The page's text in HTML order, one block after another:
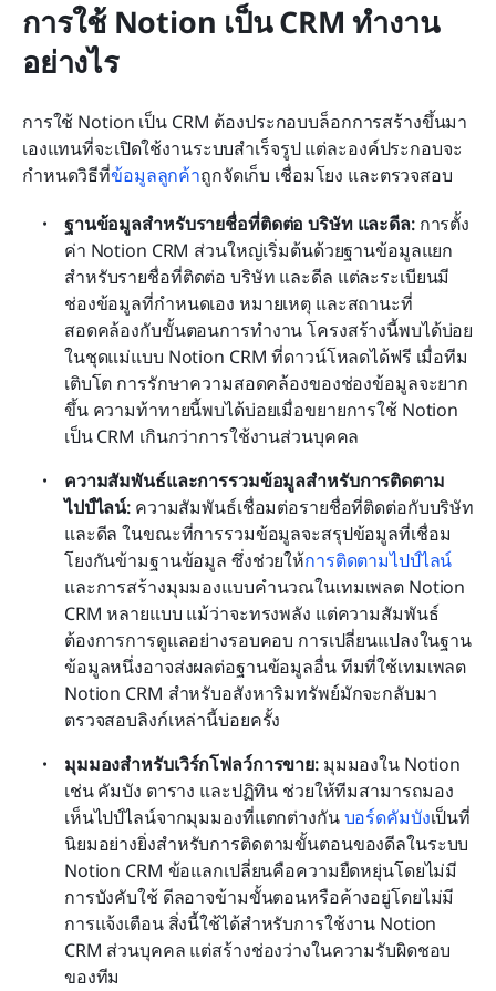
การใช้ Notion เป็น CRM ทำงาน
อย่างไร
การใช้ Notion เป็น CRM ต้องประกอบบล็อกการสร้างขึ้นมา
เองแทนที่จะเปิดใช้งานระบบสำเร็จรูป แต่ละองค์ประกอบจะ
กำหนดวิธีที่ข้อมูลลูกค้าถูกจัดเก็บ เชื่อมโยง และตรวจสอบ
ฐานข้อมูลสำหรับรายชื่อที่ติดต่อ บริษัท และดีล: การตั้ง
ค่า Notion CRM ส่วนใหญ่เริ่มต้นด้วยฐานข้อมูลแยก
สำหรับรายชื่อที่ติดต่อ บริษัท และดีล แต่ละระเบียนมี
ช่องข้อมูลที่กำหนดเอง หมายเหตุ และสถานะที่
สอดคล้องกับขั้นตอนการทำงาน โครงสร้างนี้พบได้บ่อย
ในชุดแม่แบบ Notion CRM ที่ดาวน์โหลดได้ฟรี เมื่อทีม
เติบโต การรักษาความสอดคล้องของช่องข้อมูลจะยาก
ขึ้น ความท้าทายนี้พบได้บ่อยเมื่อขยายการใช้ Notion
เป็น CRM เกินกว่าการใช้งานส่วนบุคคล
ความสัมพันธ์และการรวมข้อมูลสำหรับการติดตาม
ไปป์ไลน์: ความสัมพันธ์เชื่อมต่อรายชื่อที่ติดต่อกับบริษัท
และดีล ในขณะที่การรวมข้อมูลจะสรุปข้อมูลที่เชื่อม
โยงกันข้ามฐานข้อมูล ซึ่งช่วยให้การติดตามไปป์ไลน์
และการสร้างมุมมองแบบคำนวณในเทมเพลต Notion
CRM หลายแบบ แม้ว่าจะทรงพลัง แต่ความสัมพันธ์
ต้องการการดูแลอย่างรอบคอบ การเปลี่ยนแปลงในฐาน
ข้อมูลหนึ่งอาจส่งผลต่อฐานข้อมูลอื่น ทีมที่ใช้เทมเพลต
Notion CRM สำหรับอสังหาริมทรัพย์มักจะกลับมา
ตรวจสอบลิงก์เหล่านี้บ่อยครั้ง
มุมมองสำหรับเวิร์กโฟลว์การขาย: มุมมองใน Notion
เช่น คัมบัง ตาราง และปฏิทิน ช่วยให้ทีมสามารถมอง
เห็นไปป์ไลน์จากมุมมองที่แตกต่างกัน บอร์ดคัมบังเป็นที่
นิยมอย่างยิ่งสำหรับการติดตามขั้นตอนของดีลในระบบ
Notion CRM ข้อแลกเปลี่ยนคือความยืดหยุ่นโดยไม่มี
การบังคับใช้ ดีลอาจข้ามขั้นตอนหรือค้างอยู่โดยไม่มี
การแจ้งเตือน สิ่งนี้ใช้ได้สำหรับการใช้งาน Notion
CRM ส่วนบุคคล แต่สร้างช่องว่างในความรับผิดชอบ
ของทีม